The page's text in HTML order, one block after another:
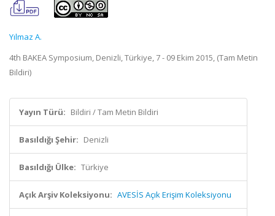
Yılmaz A.
4th BAKEA Symposium, Denizli, Türkiye, 7 - 09 Ekim 2015, (Tam Metin
Bildiri)
Yayın Türü: Bildiri / Tam Metin Bildiri
Basıldığı Şehir: Denizli
Basıldığı Ülke: Türkiye
Açık Arşiv Koleksiyonu: AVESİS Açık Erişim Koleksiyonu